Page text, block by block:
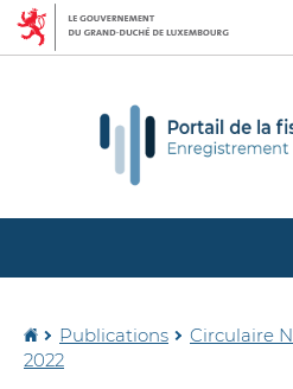
Aller
la
Aller
au
contenu
Accueil
Publications
Circulaire
2022